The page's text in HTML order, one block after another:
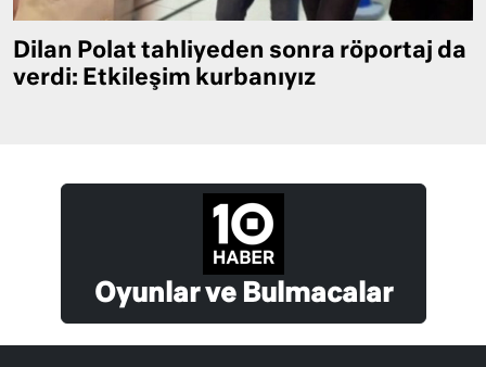
Dilan Polat tahliyeden sonra röportaj da
verdi: Etkileşim kurbanıyız
Oyunlar ve Bulmacalar